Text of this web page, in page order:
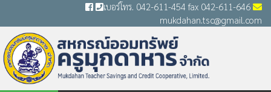
เบอร์โทร. 042-611-454 fax 042-611-646
mukdahan.tsc@gmail.com